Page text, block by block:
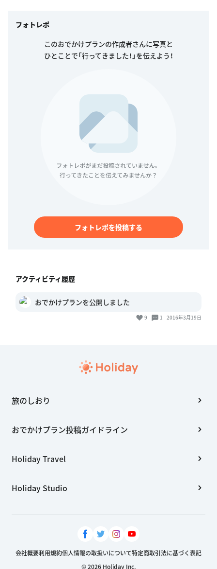
フォトレポ
このおでかけプランの作成者さんに写真と
ひとことで「行ってきました！」を伝えよう！
フォトレポを投稿する
アクティビティ履歴
おでかけプランを公開しました
9 1 2016年3月19日
旅のしおり
おでかけプラン投稿ガイドライン
Holiday Travel
Holiday Studio
会社概要利用規約個人情報の取扱いについて特定商取引法に基づく表記
© 2026 Holiday Inc.